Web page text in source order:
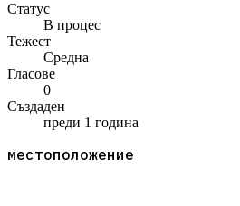
Статус
В процес
Тежест
Средна
Гласове
0
Създаден
преди 1 година
местоположение